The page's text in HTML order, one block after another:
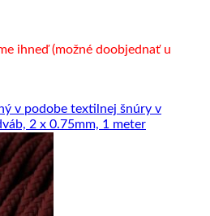
ihneď (možné doobjednať u